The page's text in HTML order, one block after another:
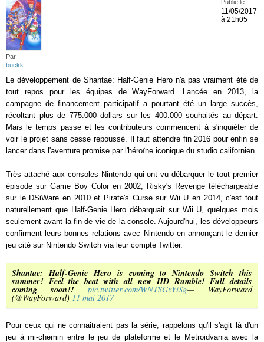
Par
buckk
Publié le
11/05/2017
à 21h05
Le développement de Shantae: Half-Genie Hero n'a pas vraiment été de
tout repos pour les équipes de WayForward. Lancée en 2013, la
campagne de financement participatif a pourtant été un large succès,
récoltant plus de 775.000 dollars sur les 400.000 souhaités au départ.
Mais le temps passe et les contributeurs commencent à s'inquièter de
voir le projet sans cesse repoussé. Il faut attendre fin 2016 pour enfin se
lancer dans l'aventure promise par l'héroïne iconique du studio californien.
Très attaché aux consoles Nintendo qui ont vu débarquer le tout premier
épisode sur Game Boy Color en 2002, Risky's Revenge téléchargeable
sur le DSiWare en 2010 et Pirate's Curse sur Wii U en 2014, c'est tout
naturellement que Half-Genie Hero débarquait sur Wii U, quelques mois
seulement avant la fin de vie de la console. Aujourd'hui, les développeurs
confirment leurs bonnes relations avec Nintendo en annonçant le dernier
jeu cité sur Nintendo Switch via leur compte Twitter.
Shantae: Half-Genie Hero is coming to Nintendo Switch this
summer! Feel the beat with all new HD Rumble! Full details
coming soon!! pic.twitter.com/WNTSGxYiSg— WayForward
(@WayForward) 11 mai 2017
Pour ceux qui ne connaitraient pas la série, rappelons qu'il s'agit là d'un
jeu à mi-chemin entre le jeu de plateforme et le Metroidvania avec la